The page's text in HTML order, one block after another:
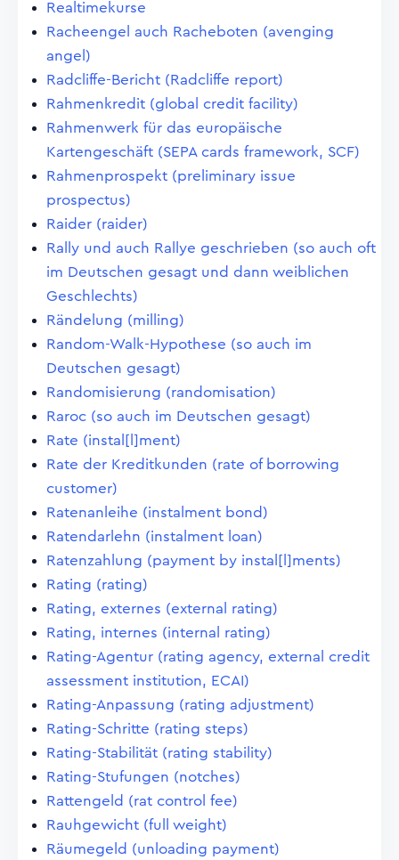
Realtimekurse
Racheengel auch Racheboten (avenging
angel)
Radcliffe-Bericht (Radcliffe report)
Rahmenkredit (global credit facility)
Rahmenwerk für das europäische
Kartengeschäft (SEPA cards framework, SCF)
Rahmenprospekt (preliminary issue
prospectus)
Raider (raider)
Rally und auch Rallye geschrieben (so auch oft
im Deutschen gesagt und dann weiblichen
Geschlechts)
Rändelung (milling)
Random-Walk-Hypothese (so auch im
Deutschen gesagt)
Randomisierung (randomisation)
Raroc (so auch im Deutschen gesagt)
Rate (instal[l]ment)
Rate der Kreditkunden (rate of borrowing
customer)
Ratenanleihe (instalment bond)
Ratendarlehn (instalment loan)
Ratenzahlung (payment by instal[l]ments)
Rating (rating)
Rating, externes (external rating)
Rating, internes (internal rating)
Rating-Agentur (rating agency, external credit
assessment institution, ECAI)
Rating-Anpassung (rating adjustment)
Rating-Schritte (rating steps)
Rating-Stabilität (rating stability)
Rating-Stufungen (notches)
Rattengeld (rat control fee)
Rauhgewicht (full weight)
Räumegeld (unloading payment)